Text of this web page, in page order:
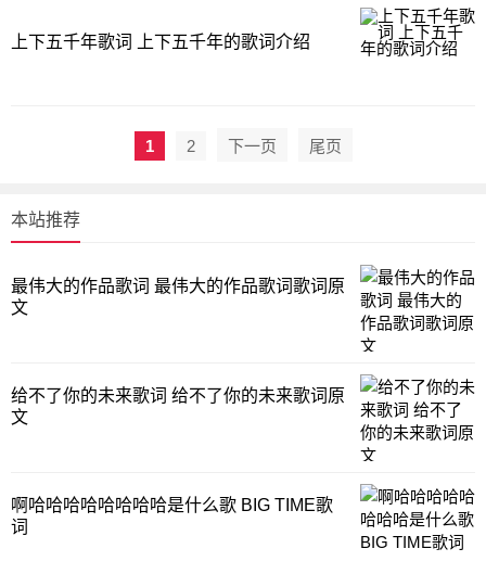
上下五千年歌词 上下五千年的歌词介绍
1 2 下一页 尾页
本站推荐
最伟大的作品歌词 最伟大的作品歌词歌词原
文
给不了你的未来歌词 给不了你的未来歌词原
文
啊哈哈哈哈哈哈哈哈是什么歌 BIG TIME歌
词